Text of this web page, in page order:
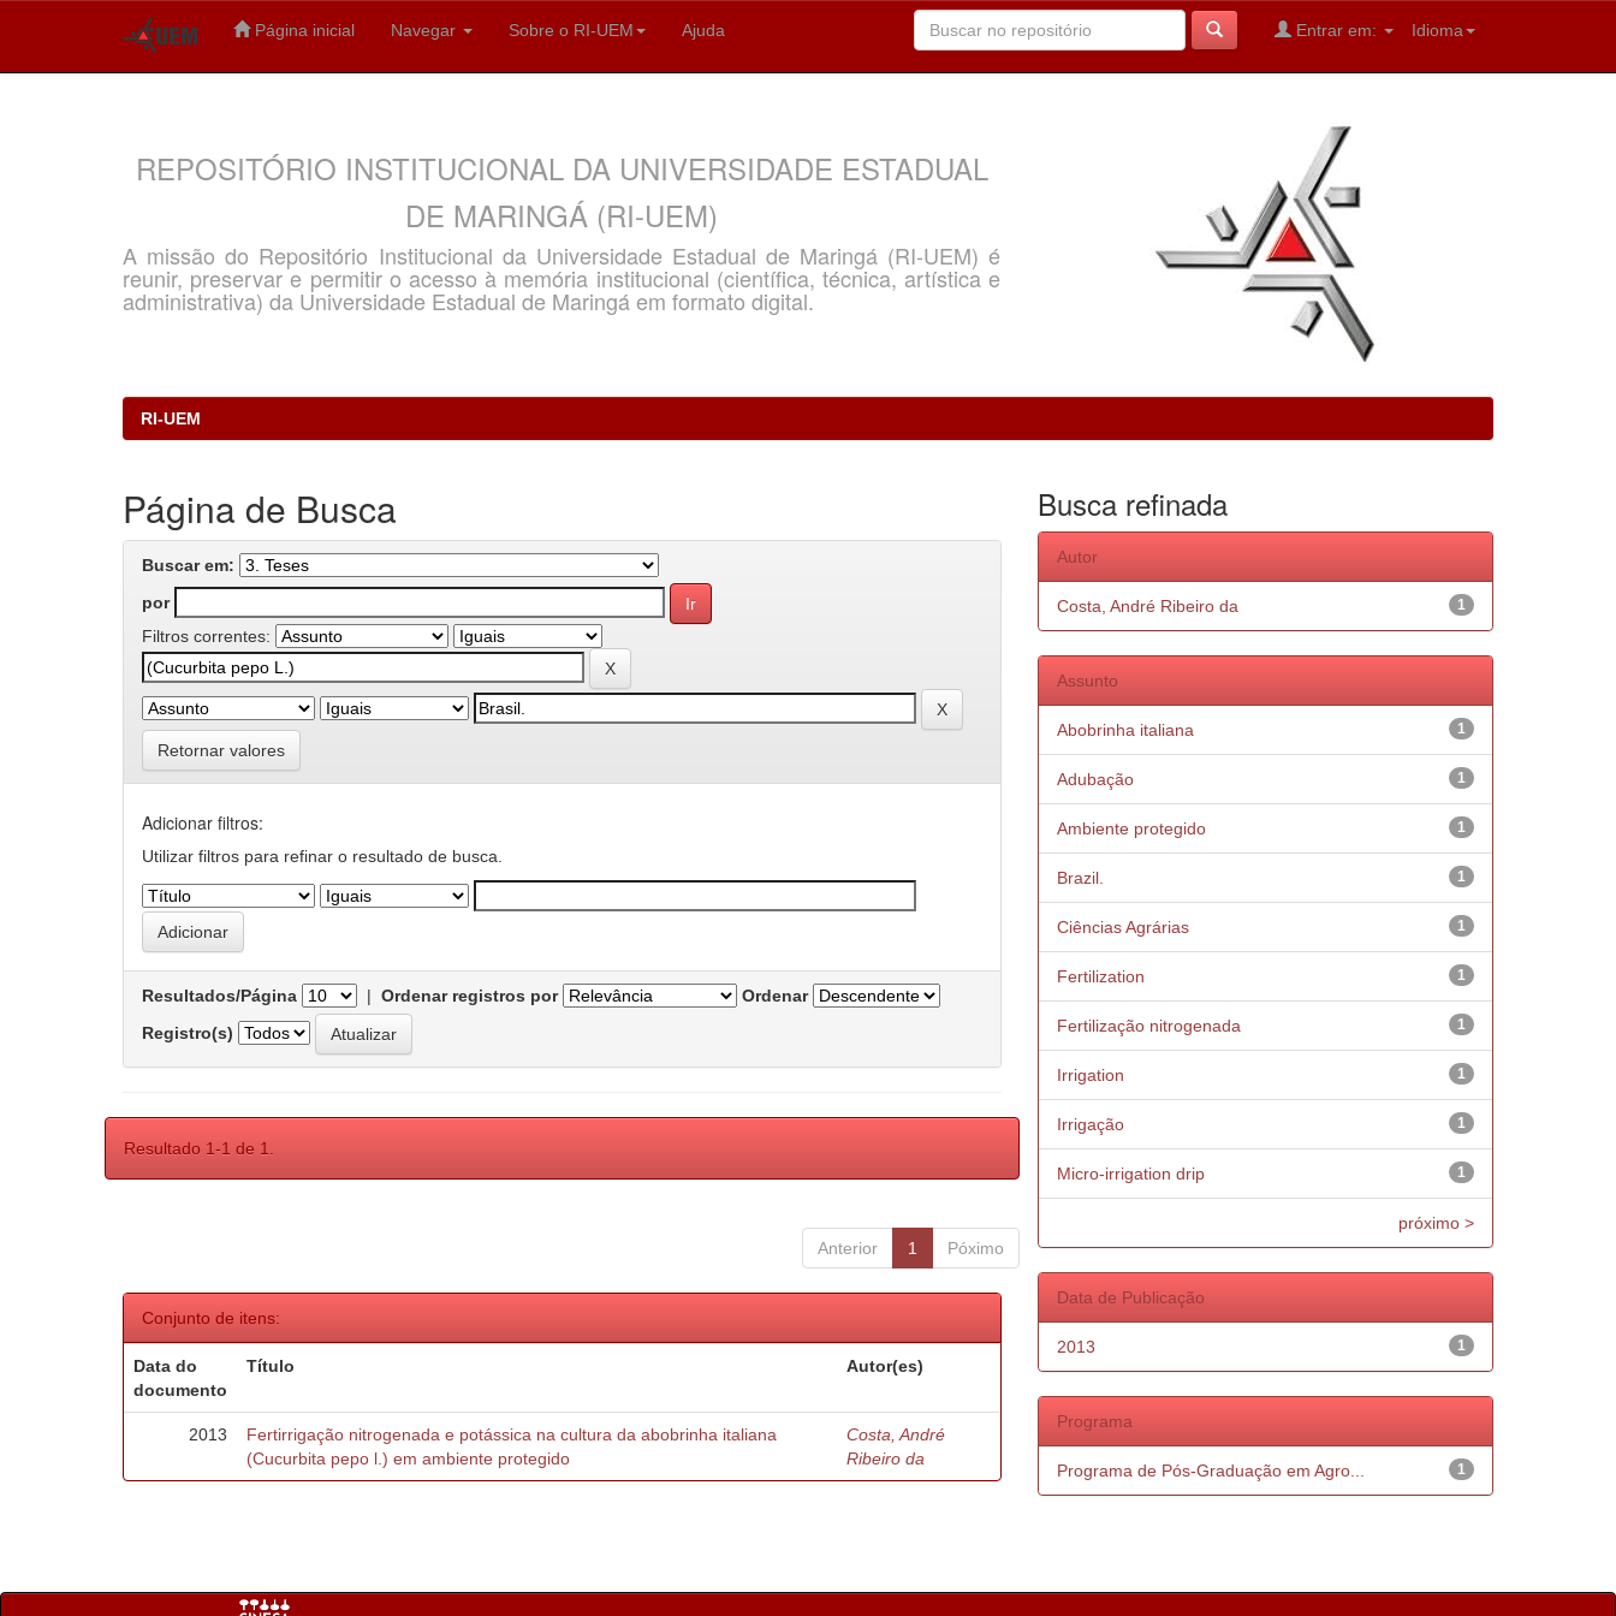
Página inicial Navegar Sobre o RI-UEM Ajuda Idioma
Entrar em:
REPOSITÓRIO INSTITUCIONAL DA UNIVERSIDADE ESTADUAL
DE MARINGÁ (RI-UEM)
A missão do Repositório Institucional da Universidade Estadual de Maringá (RI-UEM) é
reunir, preservar e permitir o acesso à memória institucional (científica, técnica, artística e
administrativa) da Universidade Estadual de Maringá em formato digital.
RI-UEM
Página de Busca
Buscar em:
por
Filtros correntes:
Retornar valores
Adicionar filtros:
Utilizar filtros para refinar o resultado de busca.
Resultados/Página | Ordenar registros por
Ordenar
Registro(s)
Resultado 1-1 de 1.
Anterior 1 Póximo
Conjunto de itens:
Data do
documento
Título Autor(es)
2013
Fertirrigação nitrogenada e potássica na cultura da abobrinha italiana
(Cucurbita pepo l.) em ambiente protegido
Costa, André
Ribeiro da
Busca refinada
Autor
1
Costa, André Ribeiro da
Assunto
1
Abobrinha italiana
1
Adubação
1
Ambiente protegido
1
Brazil.
1
Ciências Agrárias
1
Fertilization
1
Fertilização nitrogenada
1
Irrigation
1
Irrigação
1
Micro-irrigation drip
próximo >
Data de Publicação
1
2013
Programa
1
Programa de Pós-Graduação em Agro...